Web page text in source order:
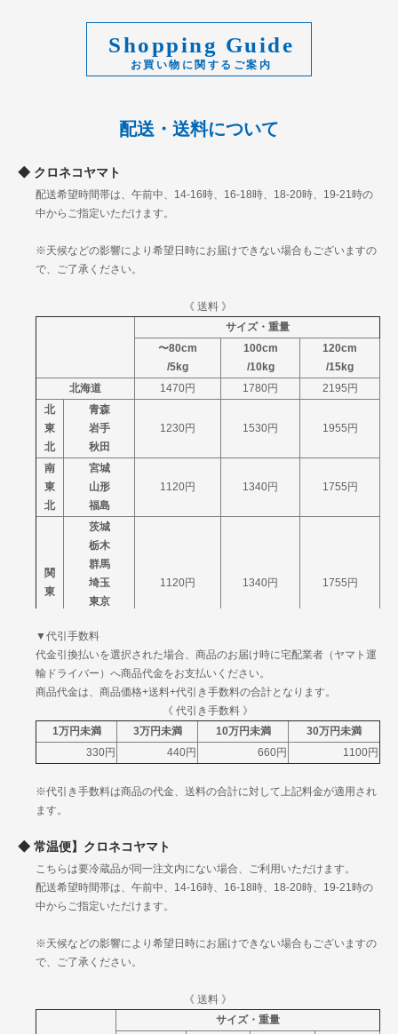
Shopping Guide
配送・送料について
クロネコヤマト
配送希望時間帯は、午前中、14-16時、16-18時、18-20時、19-21時の
中からご指定いただけます。
※天候などの影響により希望日時にお届けできない場合もございますの
で、ご了承ください。
《 送料 》
サイズ・重量
〜80cm
/5kg
100cm
/10kg
120cm
/15kg
北海道
1470円 1780円
2195円
北
東
北
青森
岩手
秋田
1230円 1530円 1955円
南
東
北
宮城
山形
福島
1120円 1340円 1755円
関
東
茨城
栃木
群馬
埼玉
東京
山梨
1120円 1340円 1755円
信
越
新潟
長野
1120円 1340円
陸
富山
石川
福井
1120円 1340円 1755円
部
岐阜
愛知
1120円 1340円 1755円
関
西
京都
大阪
兵庫
奈良
1230円 1530円 1955円
鳥取
島根
広島
▼代引手数料
代金引換払いを選択された場合、商品のお届け時に宅配業者（ヤマト運
輸ドライバー）へ商品代金をお支払いください。
商品代金は、商品価格+送料+代引き手数料の合計となります。
《 代引き手数料 》
1万円未満
3万円未満 10万円未満
30万円未満
330円
440円 660円 1100円
※代引き手数料は商品の代金、送料の合計に対して上記料金が適用され
ます。
常温便】クロネコヤマト
こちらは要冷蔵品が同一注文内にない場合、ご利用いただけます。
配送希望時間帯は、午前中、14-16時、16-18時、18-20時、19-21時の
中からご指定いただけます。
※天候などの影響により希望日時にお届けできない場合もございますの
で、ご了承ください。
《 送料 》
サイズ・重量